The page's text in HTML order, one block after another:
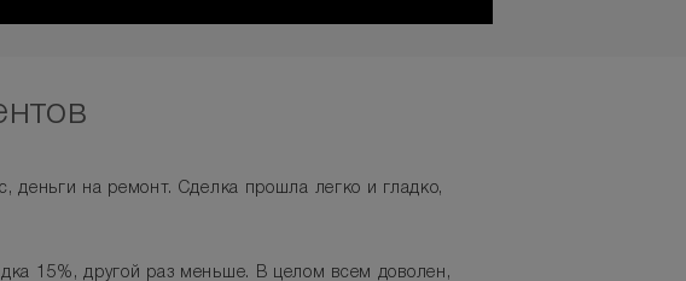
деньги на ремонт. Сделка прошла легко и гладко,
15%, другой раз меньше. В целом всем доволен,